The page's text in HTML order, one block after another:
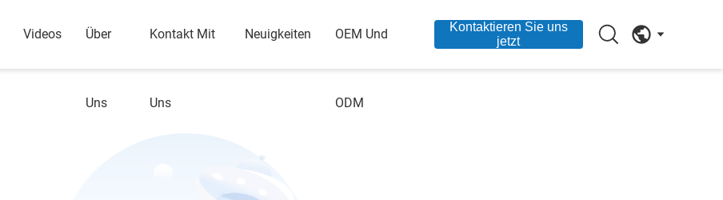
Videos Über
Uns
Kontakt Mit
Uns
Neuigkeiten OEM Und
ODM
Kontaktieren Sie uns
jetzt